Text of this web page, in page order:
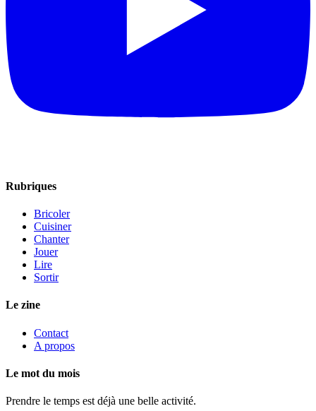
Rubriques
Bricoler
Cuisiner
Chanter
Jouer
Lire
Sortir
Le zine
Contact
A propos
Le mot du mois
Prendre le temps est déjà une belle activité.